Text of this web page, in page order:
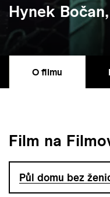
Hynek
O filmu
Film na
Půl domu bez